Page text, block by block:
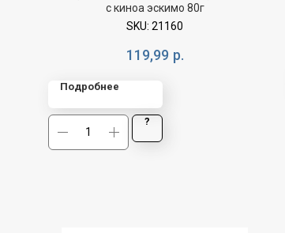
с киноа эскимо 80г
SKU: 21160
119,99 р.
Подробнее
?